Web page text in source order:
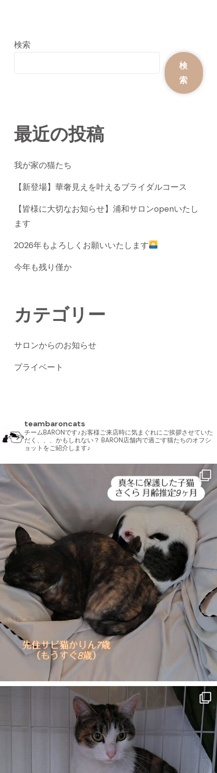
検索
検
索
最近の投稿
我が家の猫たち
【新登場】華奢見えを叶えるブライダルコース
【皆様に大切なお知らせ】浦和サロンopenいたし
ます
2026年もよろしくお願いいたします
今年も残り僅か
カテゴリー
サロンからのお知らせ
プライベート
teambaroncats
チームBARONです♪お客様ご来店時に気まぐれにご挨拶させていた
だく、、、かもしれない？ BARON店舗内で過ごす猫たちのオフシ
ョットをご紹介します♪